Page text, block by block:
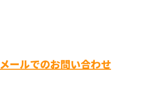
メールでのお問い合わせ